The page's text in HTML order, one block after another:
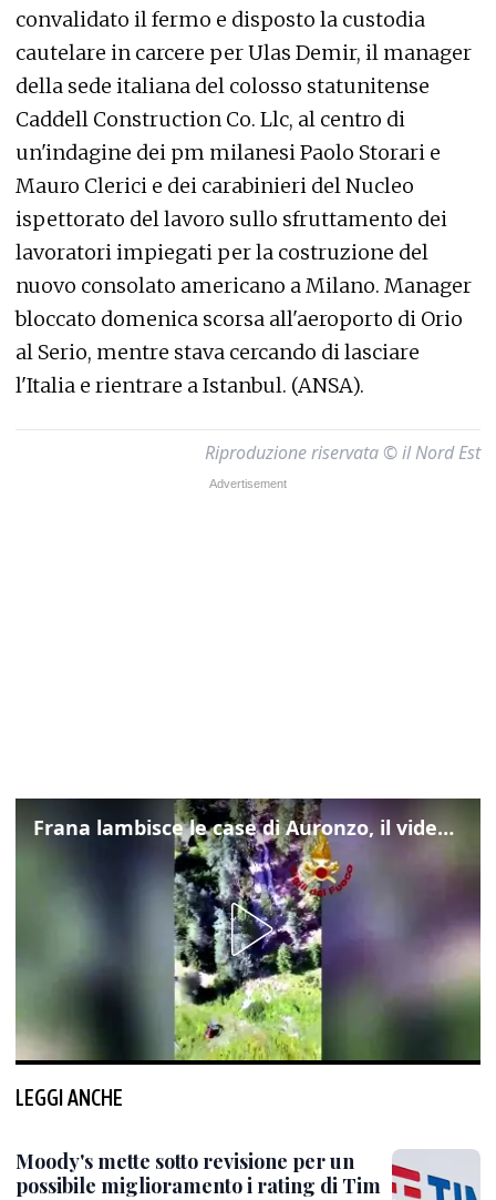
convalidato il fermo e disposto la custodia
cautelare in carcere per Ulas Demir, il manager
della sede italiana del colosso statunitense
Caddell Construction Co. Llc, al centro di
un'indagine dei pm milanesi Paolo Storari e
Mauro Clerici e dei carabinieri del Nucleo
ispettorato del lavoro sullo sfruttamento dei
lavoratori impiegati per la costruzione del
nuovo consolato americano a Milano. Manager
bloccato domenica scorsa all'aeroporto di Orio
al Serio, mentre stava cercando di lasciare
l'Italia e rientrare a Istanbul. (ANSA).
Riproduzione riservata © il Nord Est
Frana lambisce le case di Auronzo, il video dall'elicottero dei vigili del fuoco
LEGGI ANCHE
Moody's mette sotto revisione per un
possibile miglioramento i rating di Tim